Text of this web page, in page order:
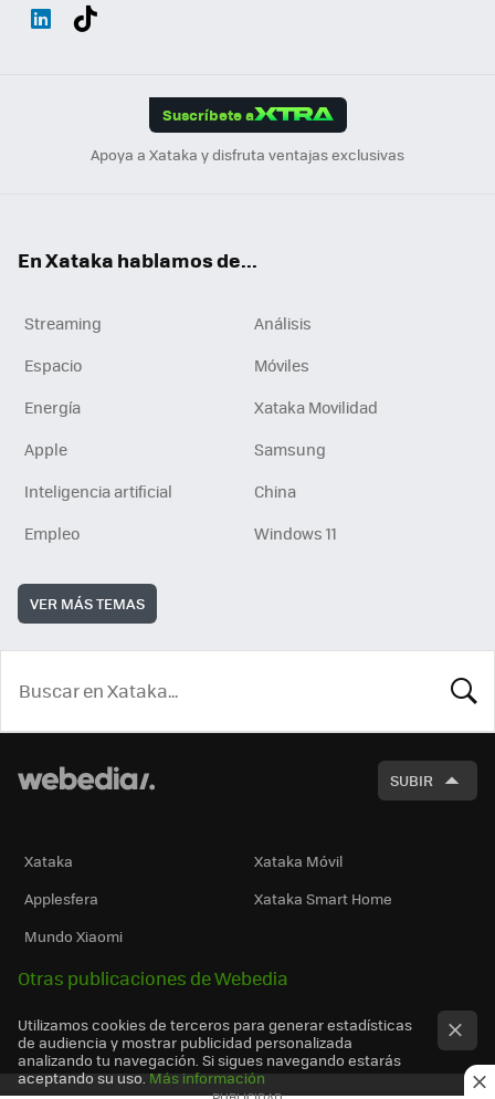
Suscríbete a
Apoya a Xataka y disfruta ventajas exclusivas
En Xataka hablamos de...
Streaming
Análisis
Espacio
Móviles
Energía
Xataka Movilidad
Apple
Samsung
Inteligencia artificial
China
Empleo
Windows 11
VER MÁS TEMAS
SUBIR
Xataka
Xataka Móvil
Applesfera
Xataka Smart Home
Mundo Xiaomi
Otras publicaciones de Webedia
Utilizamos cookies de terceros para generar estadísticas
de audiencia y mostrar publicidad personalizada
analizando tu navegación. Si sigues navegando estarás
aceptando su uso. Más información